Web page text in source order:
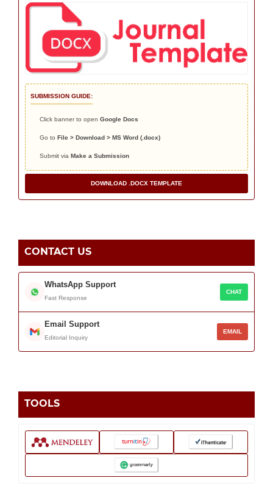
SUBMISSION GUIDE:
Click banner to open Google Docs
Go to File > Download > MS Word (.docx)
Submit via Make a Submission
DOWNLOAD .DOCX TEMPLATE
CONTACT US
WhatsApp Support
Fast Response
CHAT
Email Support
Editorial Inquiry
EMAIL
TOOLS